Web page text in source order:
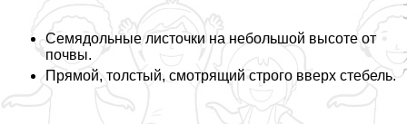
Семядольные листочки на небольшой высоте от
почвы.
Прямой, толстый, смотрящий строго вверх стебель.